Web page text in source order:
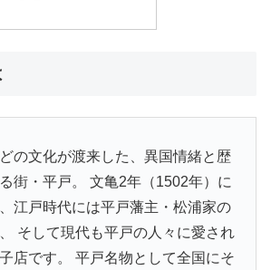
の文化が渡来した、異国情緒と歴
街・平戸。 文亀2年（1502年）に
江戸時代には平戸藩主・松浦家の
そして現代も平戸の人々に愛され
店です。 平戸名物として全国にそ